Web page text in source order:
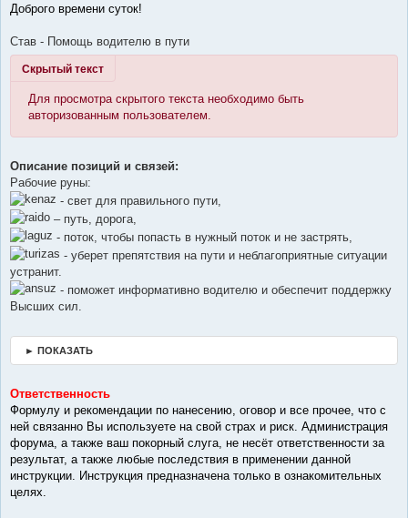
о
е
и
Доброго времени суток!
Став - Помощь водителю в пути
Скрытый текст
Для просмотра скрытого текста необходимо быть
авторизованным пользователем.
Описание позиций и связей:
Рабочие руны:
- свет для правильного пути,
– путь, дорога,
- поток, чтобы попасть в нужный поток и не застрять,
- уберет препятствия на пути и неблагоприятные ситуации
устранит.
- поможет информативно водителю и обеспечит поддержку
Высших сил.
► ПОКАЗАТЬ
Ответственность
Формулу и рекомендации по нанесению, оговор и все прочее, что с
ней связанно Вы используете на свой страх и риск. Администрация
форума, а также ваш покорный слуга, не несёт ответственности за
результат, а также любые последствия в применении данной
инструкции. Инструкция предназначена только в ознакомительных
целях.